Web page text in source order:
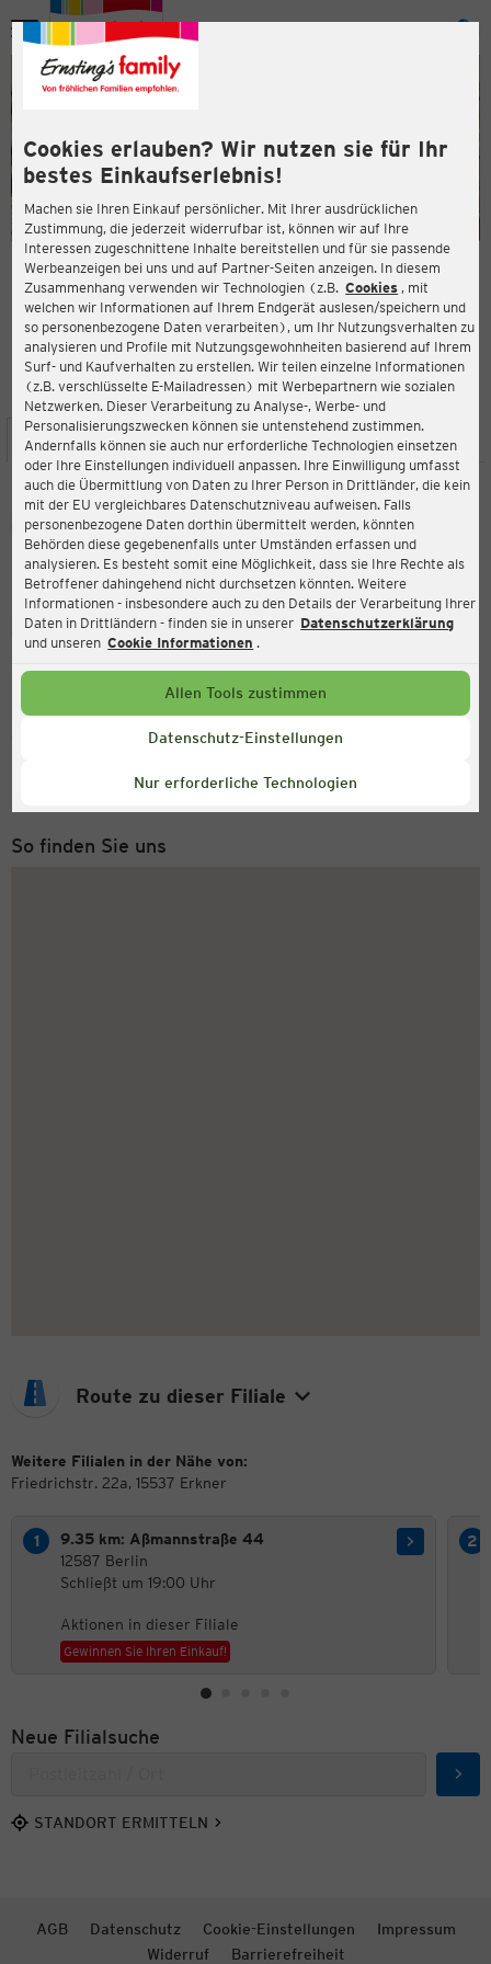
Cookies erlauben? Wir nutzen sie für Ihr
bestes Einkaufserlebnis!
Machen sie Ihren Einkauf persönlicher. Mit Ihrer ausdrücklichen
Zustimmung, die jederzeit widerrufbar ist, können wir auf Ihre
Interessen zugeschnittene Inhalte bereitstellen und für sie passende
Werbeanzeigen bei uns und auf Partner-Seiten anzeigen. In diesem
Zusammenhang verwenden wir Technologien (z.B. Cookies , mit
welchen wir Informationen auf Ihrem Endgerät auslesen/speichern und
so personenbezogene Daten verarbeiten), um Ihr Nutzungsverhalten zu
analysieren und Profile mit Nutzungsgewohnheiten basierend auf Ihrem
Surf- und Kaufverhalten zu erstellen. Wir teilen einzelne Informationen
(z.B. verschlüsselte E-Mailadressen) mit Werbepartnern wie sozialen
Netzwerken. Dieser Verarbeitung zu Analyse-, Werbe- und
Personalisierungszwecken können sie untenstehend zustimmen.
Andernfalls können sie auch nur erforderliche Technologien einsetzen
oder Ihre Einstellungen individuell anpassen. Ihre Einwilligung umfasst
auch die Übermittlung von Daten zu Ihrer Person in Drittländer, die kein
mit der EU vergleichbares Datenschutzniveau aufweisen. Falls
personenbezogene Daten dorthin übermittelt werden, könnten
Behörden diese gegebenenfalls unter Umständen erfassen und
analysieren. Es besteht somit eine Möglichkeit, dass sie Ihre Rechte als
Betroffener dahingehend nicht durchsetzen könnten. Weitere
Informationen - insbesondere auch zu den Details der Verarbeitung Ihrer
Daten in Drittländern - finden sie in unserer Datenschutzerklärung
und unseren Cookie Informationen .
Allen Tools zustimmen
Datenschutz-Einstellungen
Nur erforderliche Technologien
Menü
ERNSTING'S FAMILY FILIALE
Friedrichstr. 22a
15537 Erkner
3,1
Bewertung:
STANDORT SERVICES SORTIMENT AKTIONEN
Ernsting's family
Friedrichstr. 22a, 15537 Erkner
Aktuell:
Geöffnet
Service Hotline
Montag bis Freitag 8-18 Uhr
So finden Sie uns
Route zu dieser Filiale
Weitere Filialen in der Nähe von:
Friedrichstr. 22a, 15537 Erkner
9.35 km: Aßmannstraße 44
12587 Berlin
Schließt um 19:00 Uhr
Aktionen in dieser Filiale
Gewinnen Sie Ihren Einkauf!
Neue Filialsuche
STANDORT ERMITTELN
AGB Datenschutz Cookie-Einstellungen
Impressum
Widerruf
Barrierefreiheit